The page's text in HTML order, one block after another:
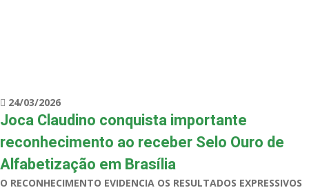
24/03/2026
Joca Claudino conquista importante
reconhecimento ao receber Selo Ouro de
Alfabetização em Brasília
O RECONHECIMENTO EVIDENCIA OS RESULTADOS EXPRESSIVOS